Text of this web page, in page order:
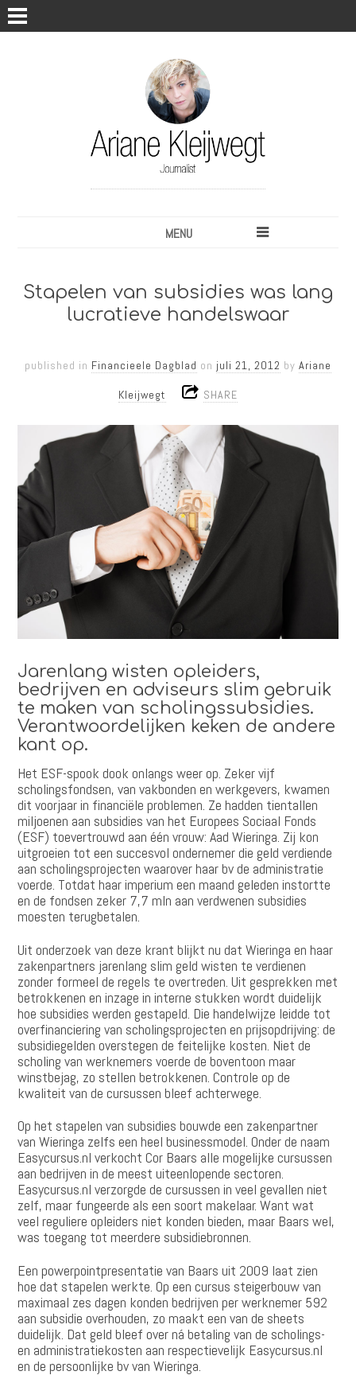
MENU
Stapelen van subsidies was lang
lucratieve handelswaar
published in Financieele Dagblad on juli 21, 2012 by Ariane
Kleijwegt SHARE
Jarenlang wisten opleiders,
bedrijven en adviseurs slim gebruik
te maken van scholingssubsidies.
Verantwoordelijken keken de andere
kant op.
Het ESF-spook dook onlangs weer op. Zeker vijf
scholingsfondsen, van vakbonden en werkgevers, kwamen
dit voorjaar in financiële problemen. Ze hadden tientallen
miljoenen aan subsidies van het Europees Sociaal Fonds
(ESF) toevertrouwd aan één vrouw: Aad Wieringa. Zij kon
uitgroeien tot een succesvol ondernemer die geld verdiende
aan scholingsprojecten waarover haar bv de administratie
voerde. Totdat haar imperium een maand geleden instortte
en de fondsen zeker 7,7 mln aan verdwenen subsidies
moesten terugbetalen.
Uit onderzoek van deze krant blijkt nu dat Wieringa en haar
zakenpartners jarenlang slim geld wisten te verdienen
zonder formeel de regels te overtreden. Uit gesprekken met
betrokkenen en inzage in interne stukken wordt duidelijk
hoe subsidies werden gestapeld. Die handelwijze leidde tot
overfinanciering van scholingsprojecten en prijsopdrijving: de
subsidiegelden overstegen de feitelijke kosten. Niet de
scholing van werknemers voerde de boventoon maar
winstbejag, zo stellen betrokkenen. Controle op de
kwaliteit van de cursussen bleef achterwege.
Op het stapelen van subsidies bouwde een zakenpartner
van Wieringa zelfs een heel businessmodel. Onder de naam
Easycursus.nl verkocht Cor Baars alle mogelijke cursussen
aan bedrijven in de meest uiteenlopende sectoren.
Easycursus.nl verzorgde de cursussen in veel gevallen niet
zelf, maar fungeerde als een soort makelaar. Want wat
veel reguliere opleiders niet konden bieden, maar Baars wel,
was toegang tot meerdere subsidiebronnen.
Een powerpointpresentatie van Baars uit 2009 laat zien
hoe dat stapelen werkte. Op een cursus steigerbouw van
maximaal zes dagen konden bedrijven per werknemer 592
aan subsidie overhouden, zo maakt een van de sheets
duidelijk. Dat geld bleef over ná betaling van de scholings-
en administratiekosten aan respectievelijk Easycursus.nl
en de persoonlijke bv van Wieringa.